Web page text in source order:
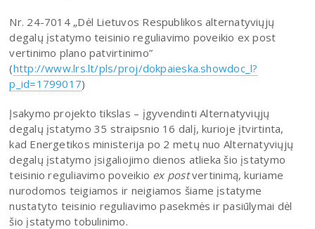
Nr. 24-7014 „Dėl Lietuvos Respublikos alternatyviųjų
degalų įstatymo teisinio reguliavimo poveikio ex post
vertinimo plano patvirtinimo”
(http://www.lrs.lt/pls/proj/dokpaieska.showdoc_l?
p_id=1799017)
Įsakymo projekto tikslas – įgyvendinti Alternatyviųjų
degalų įstatymo 35 straipsnio 16 dalį, kurioje įtvirtinta,
kad Energetikos ministerija po 2 metų nuo Alternatyviųjų
degalų įstatymo įsigaliojimo dienos atlieka šio įstatymo
teisinio reguliavimo poveikio ex postvertinimą, kuriame
nurodomos teigiamos ir neigiamos šiame įstatyme
nustatyto teisinio reguliavimo pasekmės ir pasiūlymai dėl
šio įstatymo tobulinimo.